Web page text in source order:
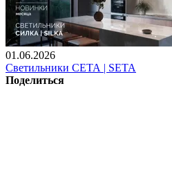
01.06.2026
Светильники СЕТА | SETA
Поделиться